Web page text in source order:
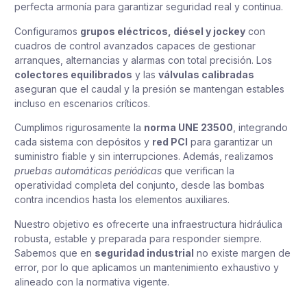
perfecta armonía para garantizar seguridad real y continua.
Configuramos grupos eléctricos, diésel y jockey con
cuadros de control avanzados capaces de gestionar
arranques, alternancias y alarmas con total precisión. Los
colectores equilibrados y las válvulas calibradas
aseguran que el caudal y la presión se mantengan estables
incluso en escenarios críticos.
Cumplimos rigurosamente la norma UNE 23500 , integrando
cada sistema con depósitos y red PCI para garantizar un
suministro fiable y sin interrupciones. Además, realizamos
pruebas automáticas periódicas que verifican la
operatividad completa del conjunto, desde las bombas
contra incendios hasta los elementos auxiliares.
Nuestro objetivo es ofrecerte una infraestructura hidráulica
robusta, estable y preparada para responder siempre.
Sabemos que en seguridad industrial no existe margen de
error, por lo que aplicamos un mantenimiento exhaustivo y
alineado con la normativa vigente.